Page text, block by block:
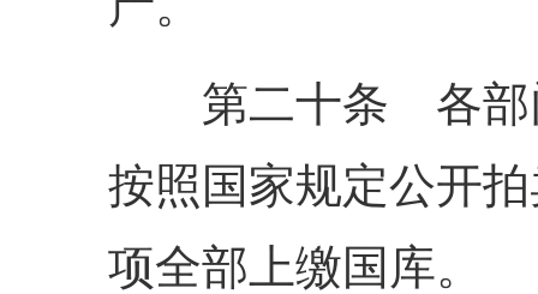
第二十条 各部门
按照国家规定公开
项全部上缴国库。